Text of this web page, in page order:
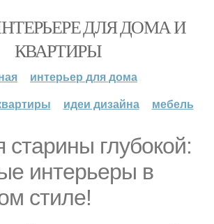
ДЛЯ ДОМА И
КВАРТИРЫ
интерьер для дома
идеи дизайна мебель
старины глубокой:
интерьеры в
стиле!